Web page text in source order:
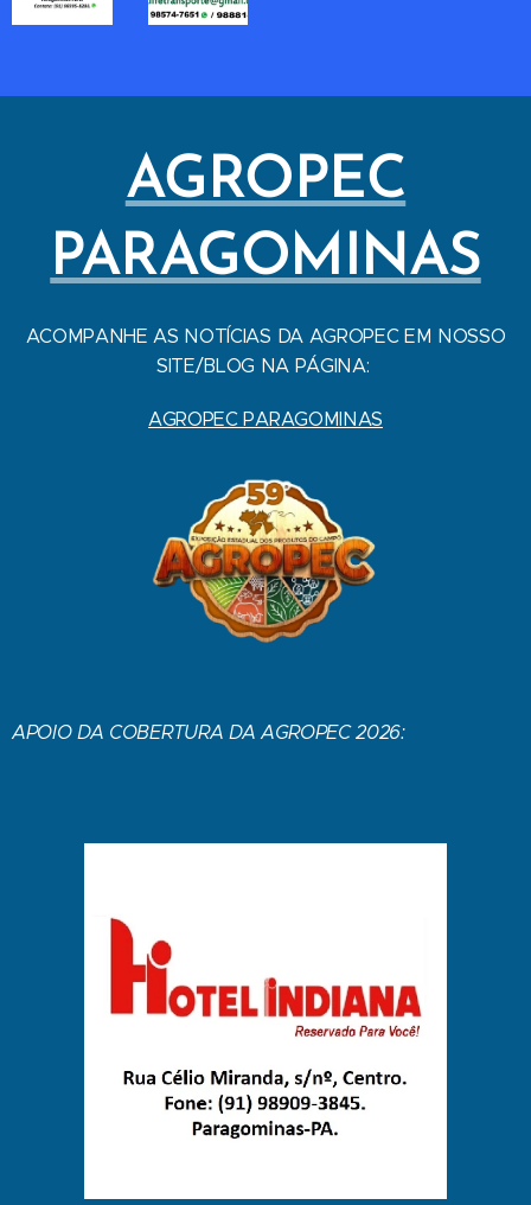
AGROPEC
PARAGOMINAS
ACOMPANHE AS NOTÍCIAS DA AGROPEC EM NOSSO
SITE/BLOG NA PÁGINA:
AGROPEC PARAGOMINAS
APOIO DA COBERTURA DA AGROPEC 2026: